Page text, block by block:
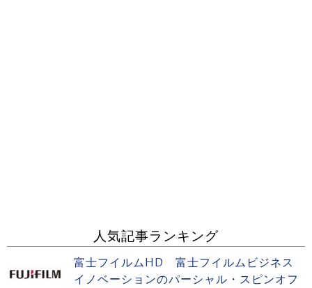
人気記事ランキング
富士フイルムHD 富士フイルムビジネス
イノベーションのパーシャル・スピンオフ